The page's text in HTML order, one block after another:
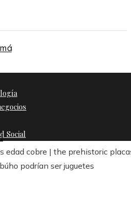
Social
edad cobre | the prehistoric
podrían ser juguetes